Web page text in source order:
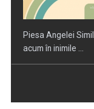
Anda
votată piesă în ...